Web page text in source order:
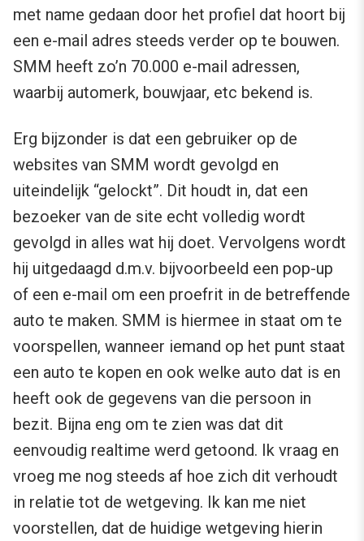
met name gedaan door het profiel dat hoort bij
een e-mail adres steeds verder op te bouwen.
SMM heeft zo’n 70.000 e-mail adressen,
waarbij automerk, bouwjaar, etc bekend is.
Erg bijzonder is dat een gebruiker op de
websites van SMM wordt gevolgd en
uiteindelijk “gelockt”. Dit houdt in, dat een
bezoeker van de site echt volledig wordt
gevolgd in alles wat hij doet. Vervolgens wordt
hij uitgedaagd d.m.v. bijvoorbeeld een pop-up
of een e-mail om een proefrit in de betreffende
auto te maken. SMM is hiermee in staat om te
voorspellen, wanneer iemand op het punt staat
een auto te kopen en ook welke auto dat is en
heeft ook de gegevens van die persoon in
bezit. Bijna eng om te zien was dat dit
eenvoudig realtime werd getoond. Ik vraag en
vroeg me nog steeds af hoe zich dit verhoudt
in relatie tot de wetgeving. Ik kan me niet
voorstellen, dat de huidige wetgeving hierin